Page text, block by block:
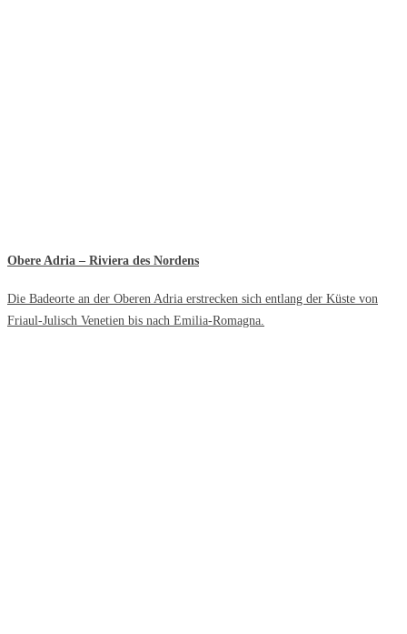
Obere Adria – Riviera des Nordens
Die Badeorte an der Oberen Adria erstrecken sich entlang der Küste von
Friaul-Julisch Venetien bis nach Emilia-Romagna.